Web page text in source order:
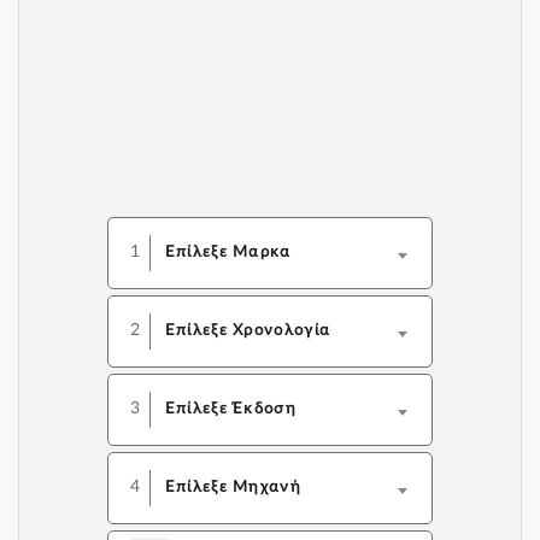
1 Επίλεξε Μαρκα
2 Επίλεξε Χρονολογία
3 Επίλεξε Έκδοση
4 Επίλεξε Μηχανή